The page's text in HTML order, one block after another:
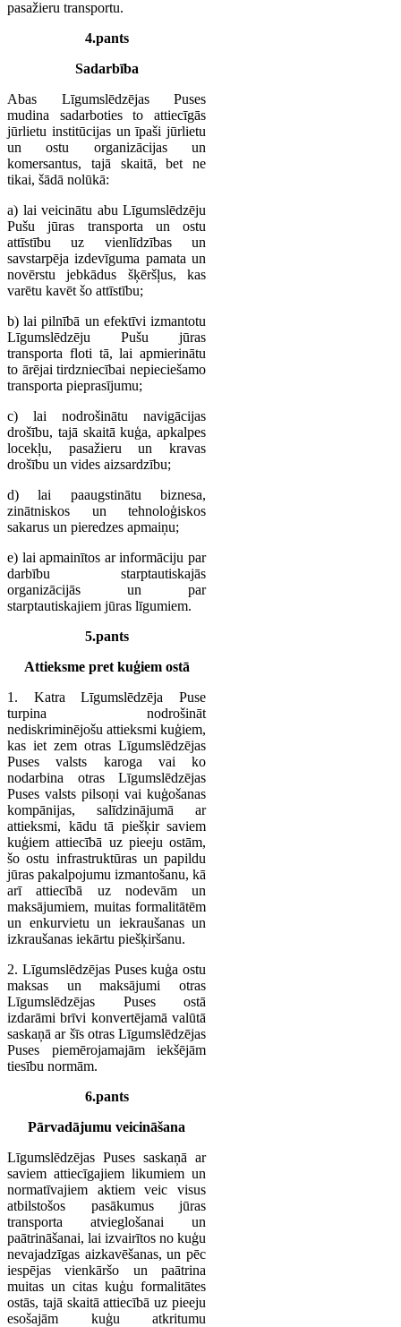
pasažieru transportu.
4.pants
Sadarbība
Abas Līgumslēdzējas Puses
mudina sadarboties to attiecīgās
jūrlietu institūcijas un īpaši jūrlietu
un ostu organizācijas un
komersantus, tajā skaitā, bet ne
tikai, šādā nolūkā:
a) lai veicinātu abu Līgumslēdzēju
Pušu jūras transporta un ostu
attīstību uz vienlīdzības un
savstarpēja izdevīguma pamata un
novērstu jebkādus šķēršļus, kas
varētu kavēt šo attīstību;
b) lai pilnībā un efektīvi izmantotu
Līgumslēdzēju Pušu jūras
transporta floti tā, lai apmierinātu
to ārējai tirdzniecībai nepieciešamo
transporta pieprasījumu;
c) lai nodrošinātu navigācijas
drošību, tajā skaitā kuģa, apkalpes
locekļu, pasažieru un kravas
drošību un vides aizsardzību;
d) lai paaugstinātu biznesa,
zinātniskos un tehnoloģiskos
sakarus un pieredzes apmaiņu;
e) lai apmainītos ar informāciju par
darbību starptautiskajās
organizācijās un par
starptautiskajiem jūras līgumiem.
5.pants
Attieksme pret kuģiem ostā
1. Katra Līgumslēdzēja Puse
turpina nodrošināt
nediskriminējošu attieksmi kuģiem,
kas iet zem otras Līgumslēdzējas
Puses valsts karoga vai ko
nodarbina otras Līgumslēdzējas
Puses valsts pilsoņi vai kuģošanas
kompānijas, salīdzinājumā ar
attieksmi, kādu tā piešķir saviem
kuģiem attiecībā uz pieeju ostām,
šo ostu infrastruktūras un papildu
jūras pakalpojumu izmantošanu, kā
arī attiecībā uz nodevām un
maksājumiem, muitas formalitātēm
un enkurvietu un iekraušanas un
izkraušanas iekārtu piešķiršanu.
2. Līgumslēdzējas Puses kuģa ostu
maksas un maksājumi otras
Līgumslēdzējas Puses ostā
izdarāmi brīvi konvertējamā valūtā
saskaņā ar šīs otras Līgumslēdzējas
Puses piemērojamajām iekšējām
tiesību normām.
6.pants
Pārvadājumu veicināšana
Līgumslēdzējas Puses saskaņā ar
saviem attiecīgajiem likumiem un
normatīvajiem aktiem veic visus
atbilstošos pasākumus jūras
transporta atvieglošanai un
paātrināšanai, lai izvairītos no kuģu
nevajadzīgas aizkavēšanas, un pēc
iespējas vienkāršo un paātrina
muitas un citas kuģu formalitātes
ostās, tajā skaitā attiecībā uz pieeju
esošajām kuģu atkritumu